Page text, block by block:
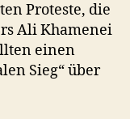
Proteste, die
Ali Khamenei
einen
Sieg“ über